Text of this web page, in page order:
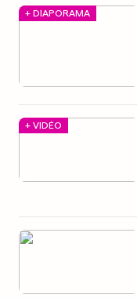
+ DIAPORAMA
+ VIDÉO